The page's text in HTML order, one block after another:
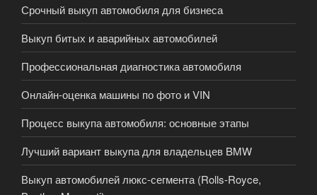
Срочный выкуп автомобиля для бизнеса
Выкуп битых и аварийных автомобилей
Профессиональная диагностика автомобиля
Онлайн-оценка машины по фото и VIN
Процесс выкупа автомобиля: основные этапы
Лучший вариант выкупа для владельцев BMW
Выкуп автомобилей люкс-сегмента (Rolls-Royce,